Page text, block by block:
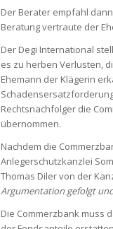
Der Berater empfahl
Beratung vertraute der
Der Degi International
es zu herben Verlusten,
Ehemann der Klägerin
Rechtsnachfolger die
übernommen.
Nachdem die
Anlegerschutzkanzlei
Thomas Diler von der
Argumentation gefolgt
Die Commerzbank muss